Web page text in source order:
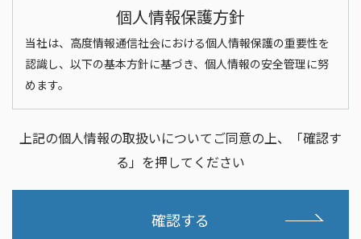
個人情報保護方針
当社は、高度情報通信社会における個人情報保護の重要性を
認識し、以下の基本方針に基づき、個人情報の安全管理に努
めます。
当社は、適正かつ公正な手段によって、個人情報を取
得致します。
(1) 当社は、個人情報を、取得の際に示した利用目的
上記の個人情報の取扱いについてご同意の上、「確認す
る」を押してください
確認する